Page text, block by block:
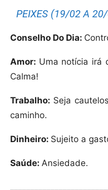
PEIXES (19/02 A
Conselho Do Dia:
Amor: Uma notícia irá
Calma!
Trabalho: Seja
caminho.
Dinheiro: Sujeito a
Saúde: Ansiedade.